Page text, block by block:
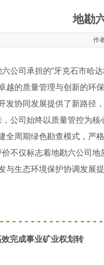
地勘
作
公司承担的“牙克石市哈达
越的质量管理与创新的环
发协同发展提供了新路径
公司始终以质量管控为核
全周期绿色勘查模式，严
不仅标志着地勘六公司地
与生态环境保护协调发展
效完成事业矿业权划转